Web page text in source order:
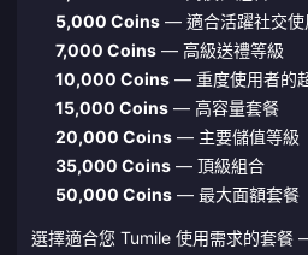
5,000 Coins— 適合活躍社交使
7,000 Coins— 高級送禮等級
10,000 Coins— 重度使用者的
15,000 Coins— 高容量套餐
20,000 Coins— 主要儲值等級
35,000 Coins— 頂級組合
50,000 Coins— 最大面額套餐
選擇適合您 Tumile 使用需求的套餐